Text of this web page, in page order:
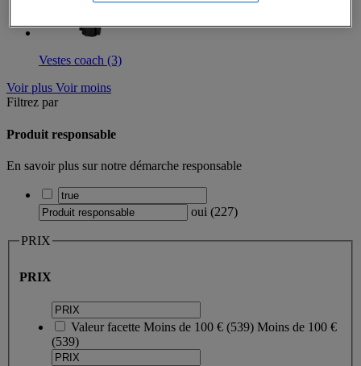
Vestes coach (3)
Voir plus Voir moins
Filtrez par
Produit responsable
En savoir plus sur notre démarche responsable
oui (227)
PRIX
PRIX
Valeur facette Moins de 100 € (539) Moins de 100 €
(539)